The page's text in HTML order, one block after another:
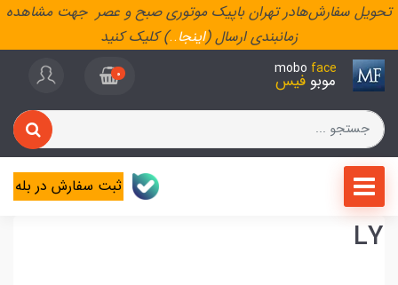
تحویل سفارش‌هادر تهران باپیک موتوری صبح و عصر جهت مشاهده
زمانبندی ارسال (اینجا..) کلیک کنید
mobo face
موبو فیس 0
ثبت سفارش در بله
LY